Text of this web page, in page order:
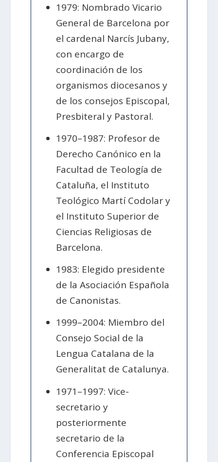
1979: Nombrado Vicario
General de Barcelona por
el cardenal Narcís Jubany,
con encargo de
coordinación de los
organismos diocesanos y
de los consejos Episcopal,
Presbiteral y Pastoral.
1970–1987: Profesor de
Derecho Canónico en la
Facultad de Teología de
Cataluña, el Instituto
Teológico Martí Codolar y
el Instituto Superior de
Ciencias Religiosas de
Barcelona.
1983: Elegido presidente
de la Asociación Española
de Canonistas.
1999–2004: Miembro del
Consejo Social de la
Lengua Catalana de la
Generalitat de Catalunya.
1971–1997: Vice-
secretario y
posteriormente
secretario de la
Conferencia Episcopal